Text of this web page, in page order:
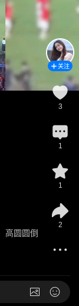
高圆圆倒
关注
3
1
1
2